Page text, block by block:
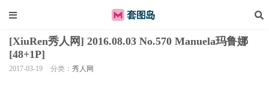
[XiuRen秀人网] 2016.08.03 No.570 Manuela玛鲁娜
[48+1P]
2017-03-19 分类： 秀人网